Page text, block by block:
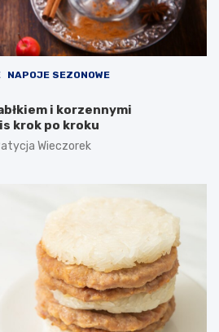
NAPOJE SEZONOWE
i korzennymi
krok po kroku
Wieczorek